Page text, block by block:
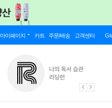
마이페이지 카트 주문/배송 고객센터